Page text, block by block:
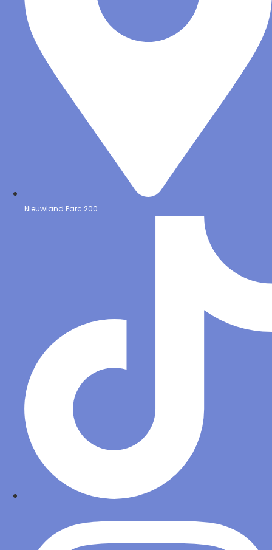
Nieuwland Parc 200